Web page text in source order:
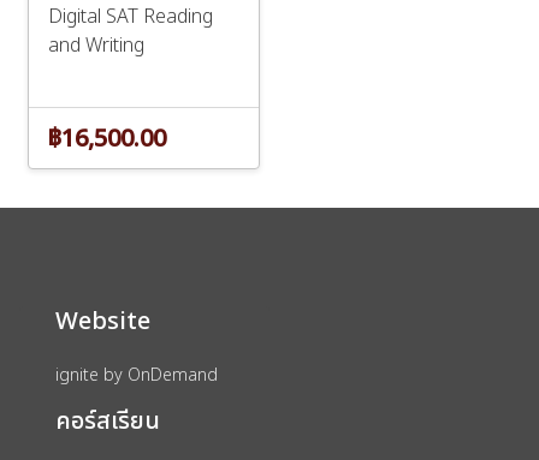
Digital SAT Reading
and Writing
฿16,500.00
Website
ignite by OnDemand
คอร์สเรียน